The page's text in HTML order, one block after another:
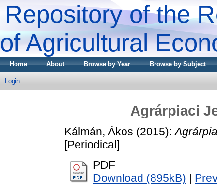
Repository of the
of Agricultural
Home About Browse by Year Browse by Subject
Login
Agrárpiaci
Kálmán, Ákos (2015):
[Periodical]
PDF
Download (895kB)